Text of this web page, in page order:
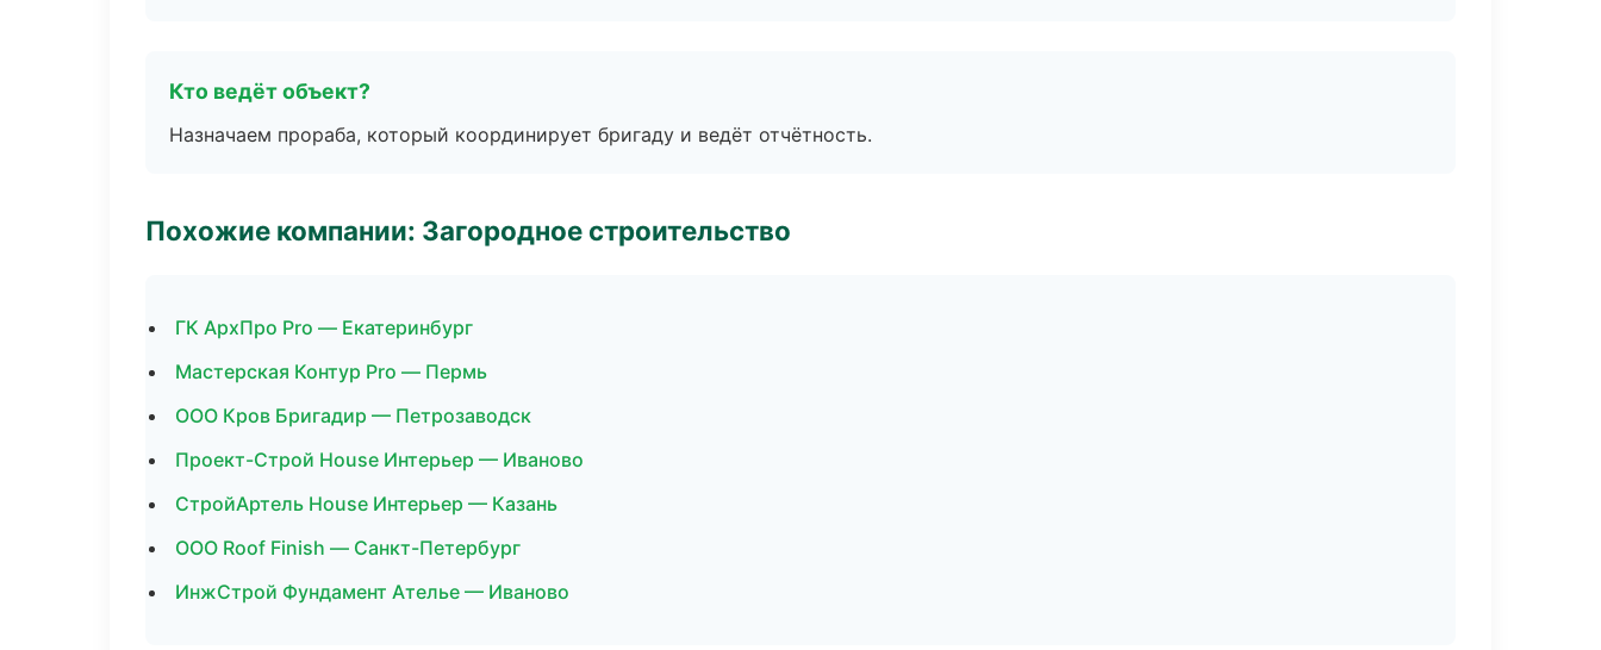
Кто ведёт объект?
Назначаем прораба, который координирует бригаду и ведёт отчётность.
Похожие компании: Загородное строительство
ГК АрхПро Pro — Екатеринбург
Мастерская Контур Pro — Пермь
ООО Кров Бригадир — Петрозаводск
Проект-Строй House Интерьер — Иваново
СтройАртель House Интерьер — Казань
ООО Roof Finish — Санкт-Петербург
ИнжСтрой Фундамент Ателье — Иваново